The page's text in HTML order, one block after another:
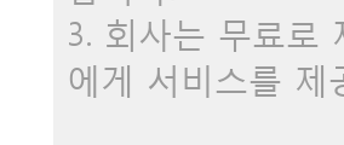
3. 회사는 무료로
에게 서비스를